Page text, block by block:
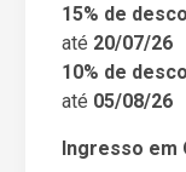
15% de
até 20/07/26
10% de
até 05/08/26
Ingresso em